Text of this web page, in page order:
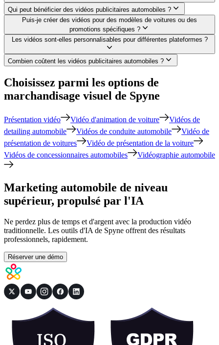
Qui peut bénéficier des vidéos publicitaires automobiles ?
Puis-je créer des vidéos pour des modèles de voitures ou des
promotions spécifiques ?
Les vidéos sont-elles personnalisables pour différentes plateformes ?
Combien coûtent les vidéos publicitaires automobiles ?
Choisissez parmi les options de
marchandisage visuel de Spyne
Présentation vidéo Vidéo d'animation de voiture
Vidéos de
detailing automobile
Vidéos de conduite automobile
Vidéo de
présentation de voitures
Vidéo de présentation de la voiture
Vidéos de concessionnaires automobiles
Vidéographie automobile
Marketing automobile de niveau
supérieur, propulsé par l'IA
Ne perdez plus de temps et d'argent avec la production vidéo
traditionnelle. Les outils d'IA de Spyne offrent des résultats
professionnels, rapidement.
Réserver une démo